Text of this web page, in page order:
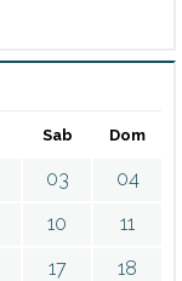
Sab Dom
03
04
10
11
17
18